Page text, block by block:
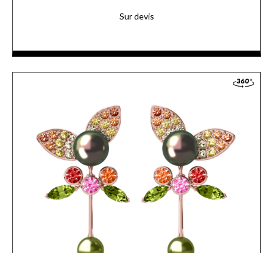
Sur devis
COMMANDER